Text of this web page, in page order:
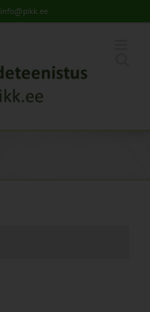
info@pikk.ee